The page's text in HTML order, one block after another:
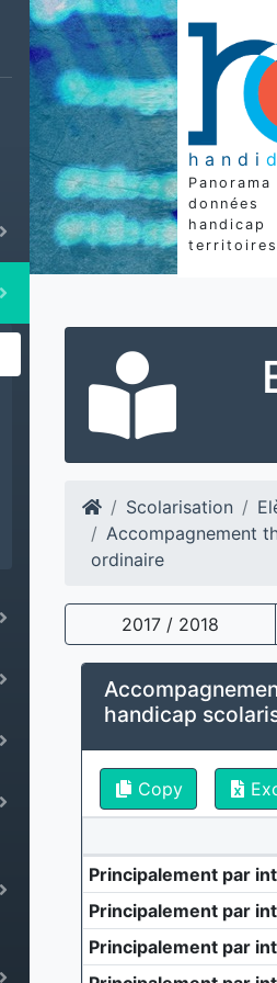
handi
territoires
Scolarisation
Accompagnement
ordinaire
2017 / 2018
handicap
Copy
Principalement par
Principalement par
Principalement par